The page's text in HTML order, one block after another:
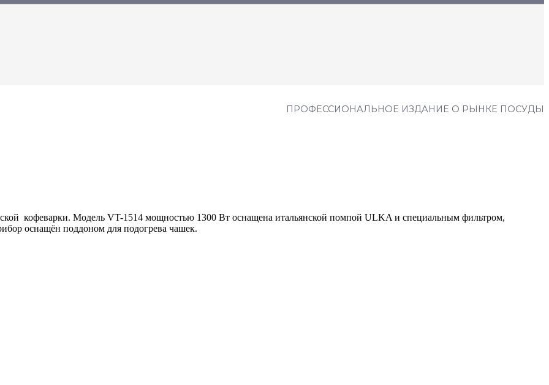
ПРОФЕССИОНАЛЬНОЕ ИЗДАНИЕ О РЫНКЕ ПОСУДЫ
кофеварки. Модель VT-1514 мощностью 1300 Вт оснащена итальянской помпой ULKA и специальным фильтром,
оснащён поддоном для подогрева чашек.